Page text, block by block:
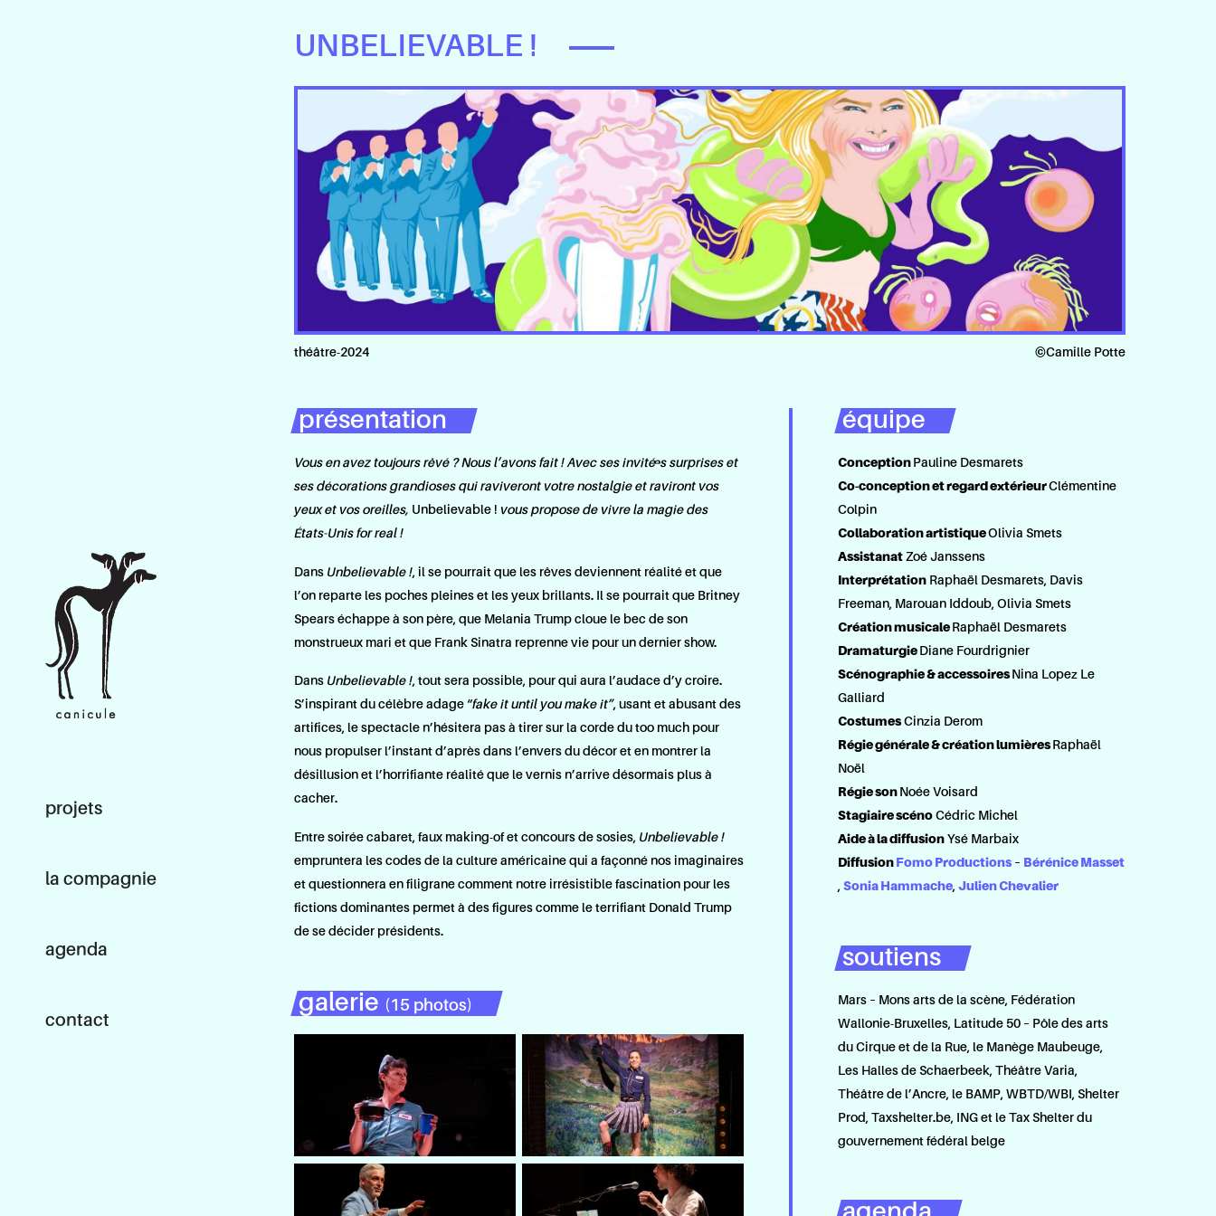
projets
la compagnie
agenda
contact
UNBELIEVABLE !
théâtre-2024 ©Camille Potte
présentation
Vous en avez toujours rêvé ? Nous l’avons fait ! Avec ses invité·es surprises et
ses décorations grandioses qui raviveront votre nostalgie et raviront vos
yeux et vos oreilles, Unbelievable ! vous propose de vivre la magie des
États-Unis for real !
Dans Unbelievable !, il se pourrait que les rêves deviennent réalité et que
l’on reparte les poches pleines et les yeux brillants. Il se pourrait que Britney
Spears échappe à son père, que Melania Trump cloue le bec de son
monstrueux mari et que Frank Sinatra reprenne vie pour un dernier show.
Dans Unbelievable !, tout sera possible, pour qui aura l’audace d’y croire.
S’inspirant du célèbre adage “fake it until you make it”, usant et abusant des
artifices, le spectacle n’hésitera pas à tirer sur la corde du too much pour
nous propulser l’instant d’après dans l’envers du décor et en montrer la
désillusion et l’horrifiante réalité que le vernis n’arrive désormais plus à
cacher.
Entre soirée cabaret, faux making-of et concours de sosies, Unbelievable !
empruntera les codes de la culture américaine qui a façonné nos imaginaires
et questionnera en filigrane comment notre irrésistible fascination pour les
fictions dominantes permet à des figures comme le terrifiant Donald Trump
de se décider présidents.
galerie (15 photos)
équipe
Conception Pauline Desmarets
Co-conception et regard extérieurClémentine
Colpin
Collaboration artistiqueOlivia Smets
Assistanat Zoé Janssens
Interprétation Raphaël Desmarets, Davis
Freeman, Marouan Iddoub, Olivia Smets
Création musicale Raphaël Desmarets
Dramaturgie Diane Fourdrignier
Scénographie & accessoires Nina Lopez Le
Galliard
CostumesCinzia Derom
Régie générale & création lumières Raphaël
Noël
Régie son Noée Voisard
Stagiaire scéno Cédric Michel
Aide à la diffusion Ysé Marbaix
Diffusion Fomo Productions – Bérénice Masset
,Sonia Hammache,Julien Chevalier
soutiens
Mars – Mons arts de la scène, Fédération
Wallonie-Bruxelles, Latitude 50 – Pôle des arts
du Cirque et de la Rue, le Manège Maubeuge,
Les Halles de Schaerbeek, Théâtre Varia,
Théâtre de l’Ancre, le BAMP, WBTD/WBI, Shelter
Prod, Taxshelter.be, ING et le Tax Shelter du
gouvernement fédéral belge